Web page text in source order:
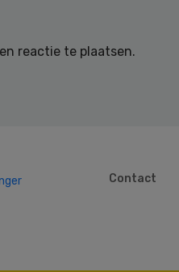
reactie te plaatsen.
Contact